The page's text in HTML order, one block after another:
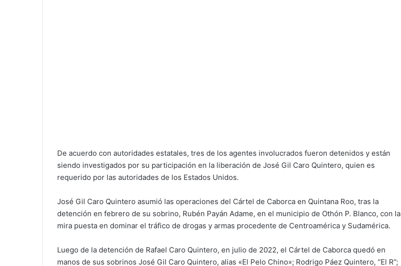
De acuerdo con autoridades estatales, tres de los agentes involucrados fueron detenidos y están
siendo investigados por su participación en la liberación de José Gil Caro Quintero, quien es
requerido por las autoridades de los Estados Unidos.
José Gil Caro Quintero asumió las operaciones del Cártel de Caborca en Quintana Roo, tras la
detención en febrero de su sobrino, Rubén Payán Adame, en el municipio de Othón P. Blanco, con la
mira puesta en dominar el tráfico de drogas y armas procedente de Centroamérica y Sudamérica.
Luego de la detención de Rafael Caro Quintero, en julio de 2022, el Cártel de Caborca quedó en
manos de sus sobrinos José Gil Caro Quintero, alias «El Pelo Chino»; Rodrigo Páez Quintero, “El R”;